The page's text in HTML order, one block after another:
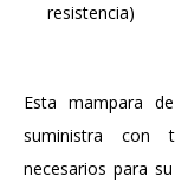
resistencia)
Esta mampara
suministra con
necesarios para